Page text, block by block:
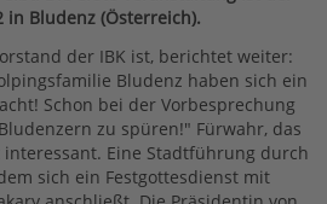
in Bludenz (Österreich).
der IBK ist, berichtet weiter:
Bludenz haben sich ein
Schon bei der Vorbesprechung
zu spüren!" Fürwahr, das
Eine Stadtführung durch
sich ein Festgottesdienst mit